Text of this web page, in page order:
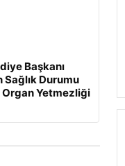
Başkanı
Sağlık Durumu
Yetmezliği